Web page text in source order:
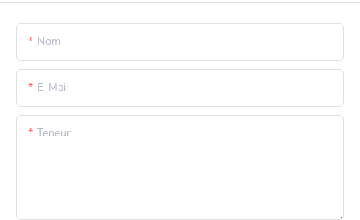
Nom
E-Mail
Teneur